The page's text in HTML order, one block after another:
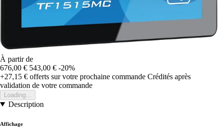
À partir de
676,00 € 543,00 € -20%
+27,15 € offerts sur votre prochaine commande Crédités après
validation de votre commande
Loading...
Description
Affichage